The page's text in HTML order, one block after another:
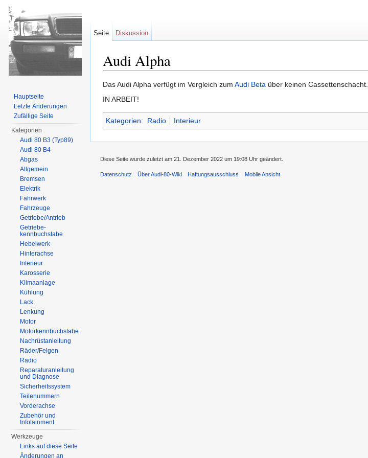
Audi Alpha
Das Audi Alpha verfügt im Vergleich zum Audi Beta über keinen Cassettenschacht.
IN ARBEIT!
Kategorien: Radio Interieur
Seite Diskussion
Hauptseite
Letzte Änderungen
Zufällige Seite
Kategorien
Audi 80 B3 (Typ89)
Audi 80 B4
Abgas
Allgemein
Bremsen
Elektrik
Fahrwerk
Fahrzeuge
Getriebe/Antrieb
Getriebe-
kennbuchstabe
Hebelwerk
Hinterachse
Interieur
Karosserie
Klimaanlage
Kühlung
Lack
Lenkung
Motor
Motorkennbuchstabe
Nachrüstanleitung
Räder/Felgen
Radio
Reparaturanleitung
und Diagnose
Sicherheitssystem
Teilenummern
Vorderachse
Zubehör und
Infotainment
Werkzeuge
Links auf diese Seite
Änderungen an
Diese Seite wurde zuletzt am 21. Dezember 2022 um 19:08 Uhr geändert.
Datenschutz Über Audi-80-Wiki Haftungsausschluss Mobile Ansicht